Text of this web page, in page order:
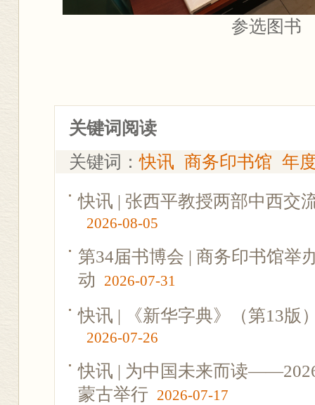
参选图书
关键词阅读
关键词：快讯 商务印书馆 年
快讯 | 张西平教授两部中西交
2026-08-05
第34届书博会 | 商务印书馆举
动
2026-07-31
快讯 | 《新华字典》（第13版
2026-07-26
快讯 | 为中国未来而读
蒙古举行 2026-07-17